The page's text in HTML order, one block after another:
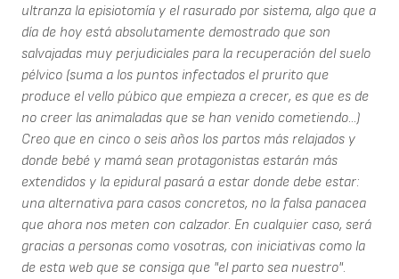
ultranza la episiotomía y el rasurado por sistema, algo que a
día de hoy está absolutamente demostrado que son
salvajadas muy perjudiciales para la recuperación del suelo
pélvico (suma a los puntos infectados el prurito que
produce el vello púbico que empieza a crecer, es que es de
no creer las animaladas que se han venido cometiendo...)
Creo que en cinco o seis años los partos más relajados y
donde bebé y mamá sean protagonistas estarán más
extendidos y la epidural pasará a estar donde debe estar:
una alternativa para casos concretos, no la falsa panacea
que ahora nos meten con calzador. En cualquier caso, será
gracias a personas como vosotras, con iniciativas como la
de esta web que se consiga que "el parto sea nuestro".